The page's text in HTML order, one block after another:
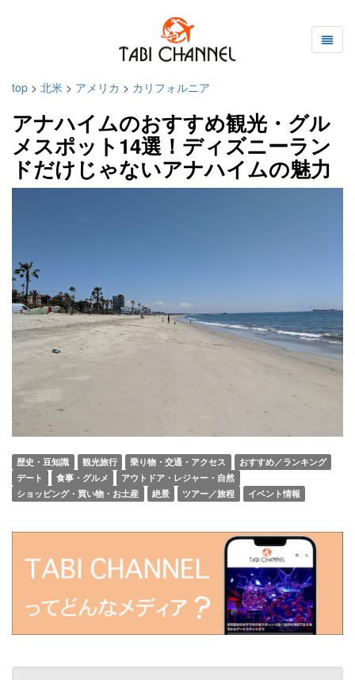
top > 北米 > アメリカ > カリフォルニア
アナハイムのおすすめ観光・グル
メスポット14選！ディズニーラン
ドだけじゃないアナハイムの魅力
歴史・豆知識 観光旅行 乗り物・交通・アクセス
おすすめ／ランキング
デート
食事・グルメ
アウトドア・レジャー・自然
ショッピング・買い物・お土産
絶景 ツアー／旅程 イベント情報